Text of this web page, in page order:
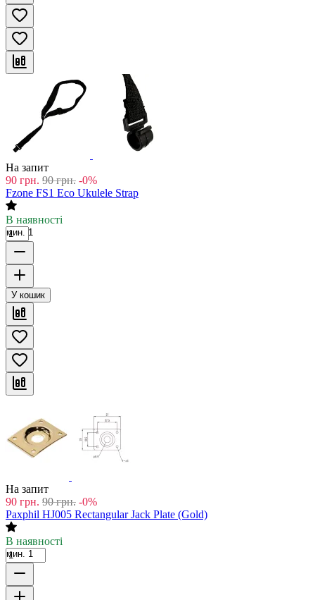
На запит
90 грн. 90 грн. -0%
Fzone FS1 Eco Ukulele Strap
В наявності
мин. 1
У кошик
На запит
90 грн. 90 грн. -0%
Paxphil HJ005 Rectangular Jack Plate (Gold)
В наявності
мин. 1